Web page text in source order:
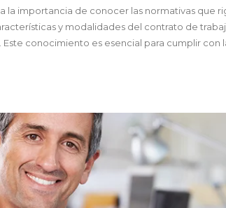
la importancia de conocer las normativas que
y modalidades del contrato de
conocimiento es esencial para cumplir con